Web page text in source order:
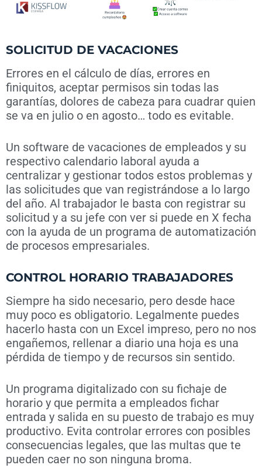
SOLICITUD DE VACACIONES
Errores en el cálculo de días, errores en
finiquitos, aceptar permisos sin todas las
garantías, dolores de cabeza para cuadrar quien
se va en julio o en agosto… todo es evitable.
Un software de vacaciones de empleados y su
respectivo calendario laboral ayuda a
centralizar y gestionar todos estos problemas y
las solicitudes que van registrándose a lo largo
del año. Al trabajador le basta con registrar su
solicitud y a su jefe con ver si puede en X fecha
con la ayuda de un programa de automatización
de procesos empresariales.
CONTROL HORARIO TRABAJADORES
Siempre ha sido necesario, pero desde hace
muy poco es obligatorio. Legalmente puedes
hacerlo hasta con un Excel impreso, pero no nos
engañemos, rellenar a diario una hoja es una
pérdida de tiempo y de recursos sin sentido.
Un programa digitalizado con su fichaje de
horario y que permita a empleados fichar
entrada y salida en su puesto de trabajo es muy
productivo. Evita controlar errores con posibles
consecuencias legales, que las multas que te
pueden caer no son ninguna broma.